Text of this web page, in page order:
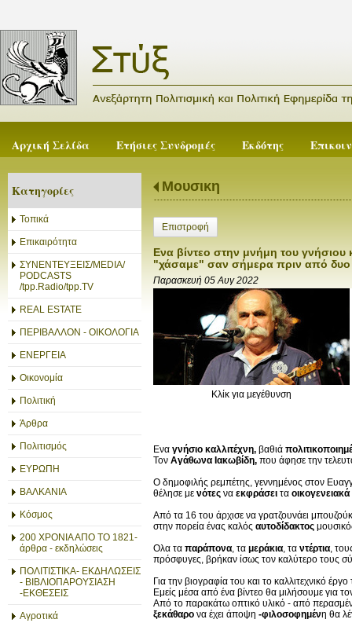
Αρχική Σελίδα Ετήσιες Συνδρομές Εκδότης
Κατηγορίες
Τοπικά
Επικαιρότητα
ΣΥΝΕΝΤΕΥΞΕΙΣ/MEDIA/
PODCASTS
/tpp.Radio/tpp.TV
REAL ESTATE
ΠΕΡΙΒΑΛΛΟΝ - ΟΙΚΟΛΟΓΙΑ
ΕΝΕΡΓΕΙΑ
Οικονομία
Πολιτική
Άρθρα
Πολιτισμός
ΕΥΡΩΠΗ
ΒΑΛΚΑΝΙΑ
Κόσμος
200 ΧΡΟΝΙΑ ΑΠΟ ΤΟ 1821-
άρθρα - εκδηλώσεις
ΠΟΛΙΤΙΣΤΙΚΑ- ΕΚΔΗΛΩΣΕΙΣ
- ΒΙΒΛΙΟΠΑΡΟΥΣΙΑΣΗ
-ΕΚΘΕΣΕΙΣ
Αγροτικά
Μουσικη
Επιστροφή
Ενα βίντεο στην μνήμη του γνήσιου
"χάσαμε" σαν σήμερα πριν από δυο
Παρασκευή 05 Αυγ 2022
Κλίκ για μεγέθυνση
Ενα γνήσιο καλλιτέχνη, βαθιά
Τον Αγάθωνα Ιακωβίδη, που άφησε την
Ο δημοφιλής ρεμπέτης, γεννημένος στον
θέλησε με νότες να εκφράσει τα
Από τα 16 του άρχισε να γρατζουνάει
στην πορεία ένας καλός αυτοδίδακτος
Ολα τα παράπονα , τα μεράκια , τα ντέρτια ,
πρόσφυγες, βρήκαν ίσως τον καλύτερο τους
Για την βιογραφία του και το καλλιτεχνικό
Εμείς μέσα από ένα βίντεο θα μιλήσουμε για
Από το παρακάτω οπτικό υλικό - από
ξεκάθαρο να έχει άποψη -φιλοσοφημένη θα